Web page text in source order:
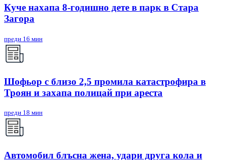
Куче нахапа 8-годишно дете в парк в Стара
Загора
преди 16 мин
Шофьор с близо 2,5 промила катастрофира в
Троян и захапа полицай при ареста
преди 18 мин
Автомобил блъсна жена, удари друга кола и